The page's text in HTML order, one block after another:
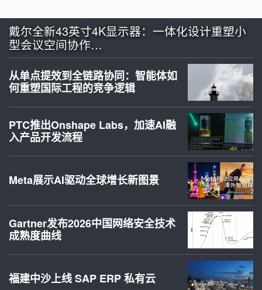
戴尔全新43英寸4K显示器：一体化设计重塑小
型会议空间协作…
从单点提效到全链路协同：智能体如
何重塑国际工程的竞争逻辑
PTC推出Onshape Labs，加速AI融
入产品开发流程
Meta展示AI驱动全球增长新图景
Gartner发布2026中国网络安全技术
成熟度曲线
福建中沙上线 SAP ERP 私有云